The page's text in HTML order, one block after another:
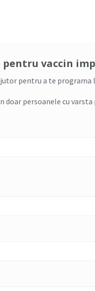
vaccin
pentru a te
doar persoanele cu